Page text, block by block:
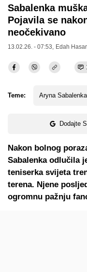
Sabalenka
Pojavila se
neočekivano
13.02.26. - 07:53, Edah
Teme: Aryna Sabalenka
Dodajte
Nakon bolnog
Sabalenka odlučila
teniserka svijeta
terena. Njene
ogromnu pažnju